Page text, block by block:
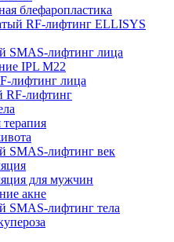
блефаропластика
RF-лифтинг ELLISYS
SMAS-лифтинг лица
IPL M22
лифтинг лица
RF-лифтинг
SMAS-лифтинг век
для мужчин
акне
SMAS-лифтинг тела